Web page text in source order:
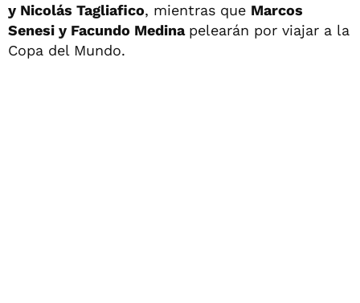
y Nicolás Tagliafico, mientras que Marcos
Senesi y Facundo Medina pelearán por viajar a la
Copa del Mundo.